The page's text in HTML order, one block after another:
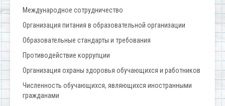
Международное сотрудничество
Организация питания в образовательной организации
Образовательные стандарты и требования
Противодействие коррупции
Организация охраны здоровья обучающихся и работников
Численность обучающихся, являющихся иностранными
гражданами